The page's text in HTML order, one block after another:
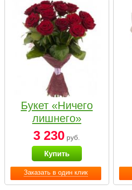
Заказать в один клик
Букет «Ничего
лишнего»
3 230 руб.
Купить